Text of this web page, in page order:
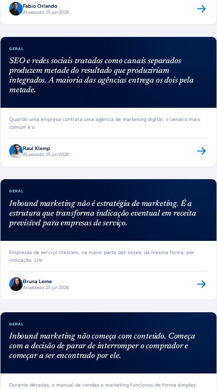
Fabio Orlando
Atualizado 25 jun 2026
GERAL
SEO e redes sociais tratados como canais separados
produzem metade do resultado que produziriam
integrados. A maioria das agências entrega os dois pela
metade.
Quando uma empresa contrata uma agência de marketing digital, o cenário mais
comum é o
Raul Klemp
Atualizado 25 jun 2026
GERAL
Inbound marketing não é estratégia de marketing. É a
estrutura que transforma indicação eventual em receita
previsível para empresas de serviço.
Empresas de serviço crescem, na maior parte das vezes, da mesma forma: por
indicação. Um
Bruna Leme
Atualizado 25 jun 2026
GERAL
Inbound marketing não começa com conteúdo. Começa
com a decisão de parar de interromper o comprador e
começar a ser encontrado por ele.
Durante décadas, o manual de vendas e marketing funcionou de forma simples: